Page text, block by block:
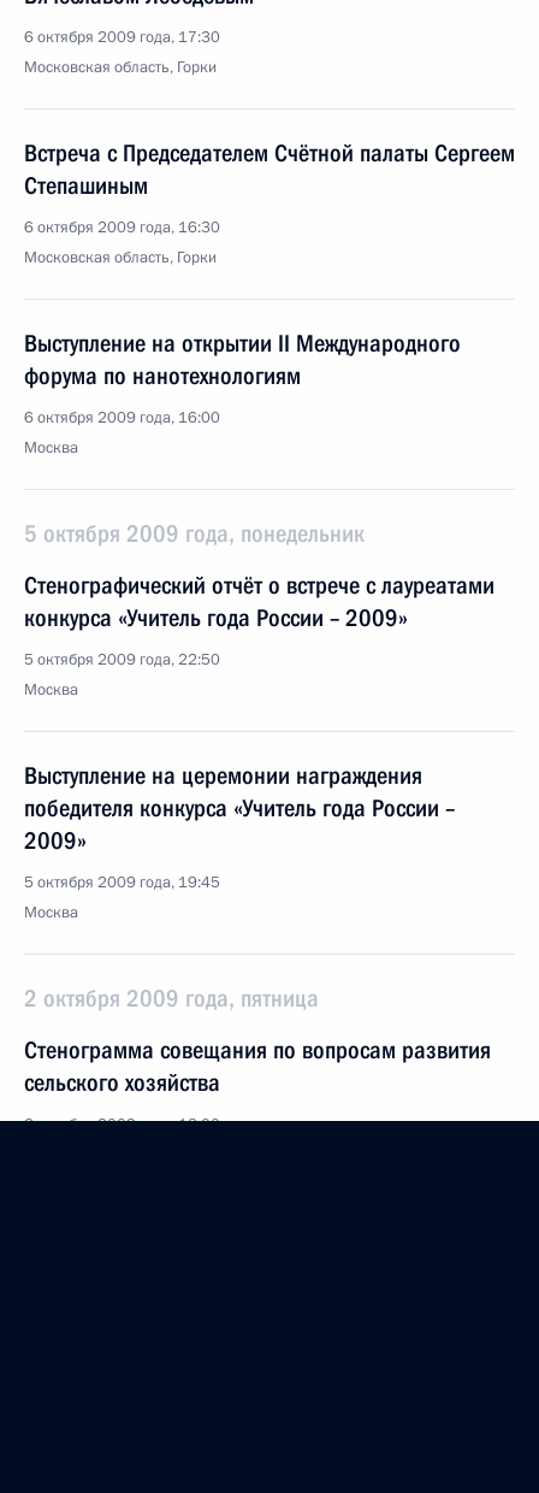
6 октября 2009 года, 17:30
Московская область, Горки
Встреча с Председателем Счётной палаты Сергеем
Степашиным
6 октября 2009 года, 16:30
Московская область, Горки
Выступление на открытии II Международного
форума по нанотехнологиям
6 октября 2009 года, 16:00
Москва
5 октября 2009 года, понедельник
Стенографический отчёт о встрече с лауреатами
конкурса «Учитель года России – 2009»
5 октября 2009 года, 22:50
Москва
Выступление на церемонии награждения
победителя конкурса «Учитель года России –
2009»
5 октября 2009 года, 19:45
Москва
2 октября 2009 года, пятница
Стенограмма совещания по вопросам развития
сельского хозяйства
2 октября 2009 года, 18:00